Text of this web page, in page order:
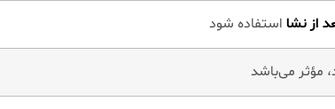
از نشا استفاده شود
مؤثر می‌باشد